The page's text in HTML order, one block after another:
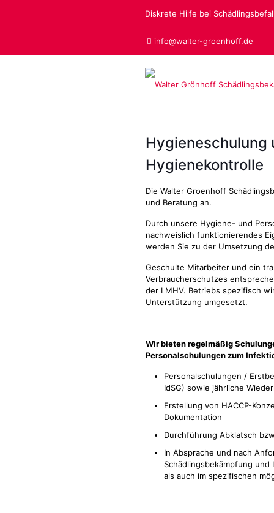
Diskrete Hilfe bei
info@walter-groenhoff.de
Hygieneschulung
Hygienekontrolle
Die Walter Groenhoff
und Beratung an.
Durch unsere Hygiene- und
nachweislich funktionierendes
werden Sie zu der Umsetzung
Geschulte Mitarbeiter und ein
Verbraucherschutzes
der LMHV. Betriebs spezifisch
Unterstützung umgesetzt.
Wir bieten regelmäßig
Personalschulungen zum
Personalschulungen /
IdSG) sowie jährliche
Erstellung von HACCP-
Dokumentation
Durchführung Abklatsch
In Absprache und nach
Schädlingsbekämpfung
als auch im spezifischen